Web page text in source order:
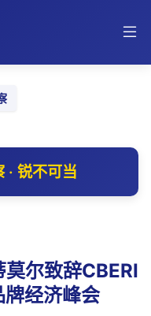
· 锐不可当
莫尔致辞CBERI
经济峰会